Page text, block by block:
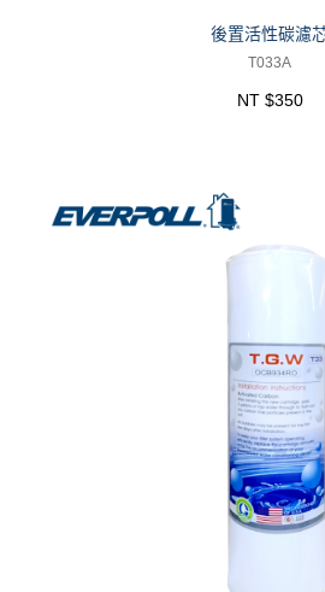
後置活性碳濾
T033A
NT $350